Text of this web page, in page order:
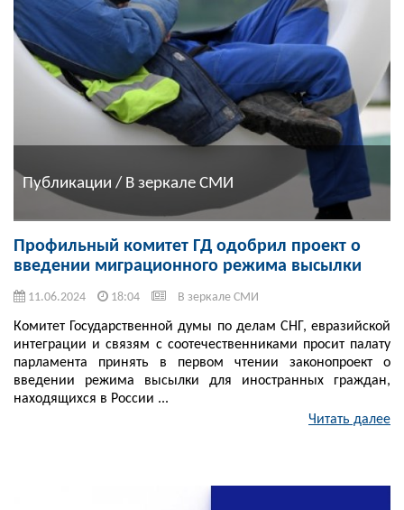
Публикации / В зеркале СМИ
Профильный комитет ГД одобрил проект о
введении миграционного режима высылки
11.06.2024 18:04 В зеркале СМИ
Комитет Государственной думы по делам СНГ, евразийской
интеграции и связям с соотечественниками просит палату
парламента принять в первом чтении законопроект о
введении режима высылки для иностранных граждан,
находящихся в России ...
Читать далее